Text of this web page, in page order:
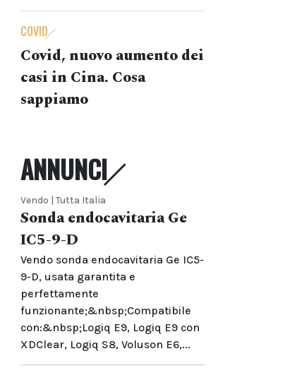
COVID
Covid, nuovo aumento dei
casi in Cina. Cosa
sappiamo
ANNUNCI
Vendo | Tutta Italia
Sonda endocavitaria Ge
IC5-9-D
Vendo sonda endocavitaria Ge IC5-
9-D, usata garantita e
perfettamente
funzionante;&nbsp;Compatibile
con:&nbsp;Logiq E9, Logiq E9 con
XDClear, Logiq S8, Voluson E6,...